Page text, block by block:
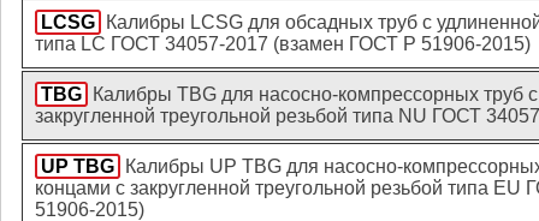
LCSG
Калибры LCSG для обсадных труб с
типа LC ГОСТ 34057-2017 (взамен ГОСТ Р 51906-2015)
TBG
Калибры TBG для насосно-компрессорных
закругленной треугольной резьбой типа NU ГОСТ
UP TBG
Калибры UP TBG для насосно-
концами с закругленной треугольной резьбой типа
51906-2015)